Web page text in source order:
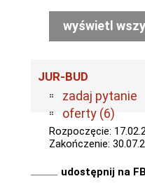
wyświetl
JUR-BUD
zadaj pytanie
oferty (6)
Rozpoczęcie:
Zakończenie:
udostępnij na FB